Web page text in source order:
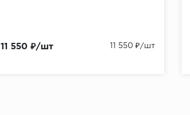
11 550 ₽/шт 11 550 ₽/шт